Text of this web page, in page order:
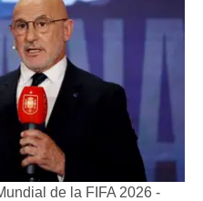
de la FIFA 2026 -